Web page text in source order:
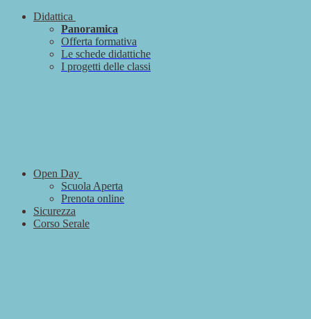
Didattica
Panoramica
Offerta formativa
Le schede didattiche
I progetti delle classi
Open Day
Scuola Aperta
Prenota online
Sicurezza
Corso Serale